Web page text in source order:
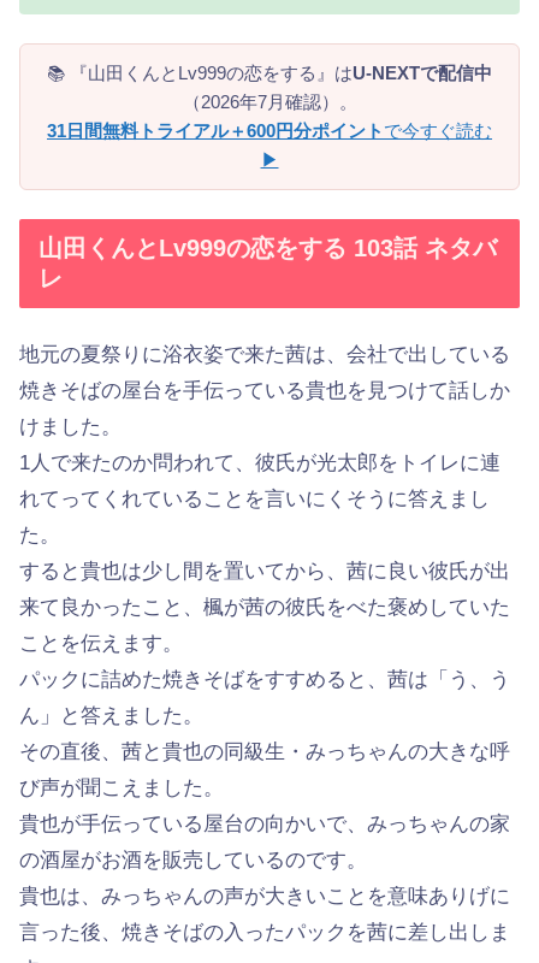
📚 『山田くんとLv999の恋をする』はU-NEXTで配信中
（2026年7月確認）。
31日間無料トライアル＋600円分ポイント で今すぐ読む
▶
山田くんとLv999の恋をする 103話 ネタバ
レ
地元の夏祭りに浴衣姿で来た茜は、会社で出している
焼きそばの屋台を手伝っている貴也を見つけて話しか
けました。
1人で来たのか問われて、彼氏が光太郎をトイレに連
れてってくれていることを言いにくそうに答えまし
た。
すると貴也は少し間を置いてから、茜に良い彼氏が出
来て良かったこと、楓が茜の彼氏をべた褒めしていた
ことを伝えます。
パックに詰めた焼きそばをすすめると、茜は「う、う
ん」と答えました。
その直後、茜と貴也の同級生・みっちゃんの大きな呼
び声が聞こえました。
貴也が手伝っている屋台の向かいで、みっちゃんの家
の酒屋がお酒を販売しているのです。
貴也は、みっちゃんの声が大きいことを意味ありげに
言った後、焼きそばの入ったパックを茜に差し出しま